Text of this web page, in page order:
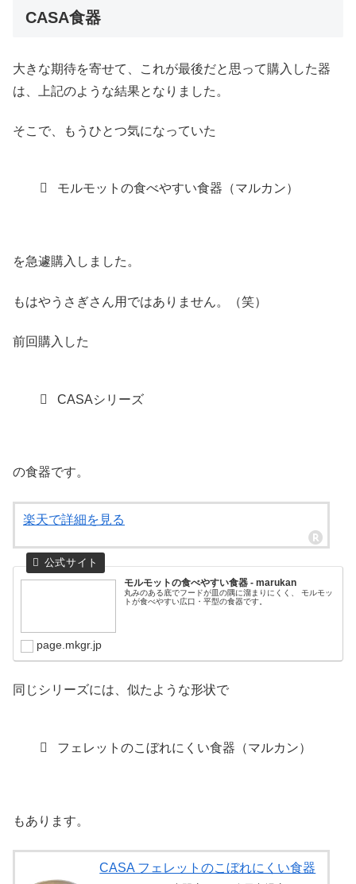
CASA食器
大きな期待を寄せて、これが最後だと思って購入した器
は、上記のような結果となりました。
そこで、もうひとつ気になっていた
モルモットの食べやすい食器（マルカン）
を急遽購入しました。
もはやうさぎさん用ではありません。（笑）
前回購入した
CASAシリーズ
の食器です。
楽天で詳細を見る
モルモットの食べやすい食器 - marukan
丸みのある底でフードが皿の隅に溜まりにくく、 モルモッ
トが食べやすい広口・平型の食器です。
page.mkgr.jp
同じシリーズには、似たような形状で
フェレットのこぼれにくい食器（マルカン）
もあります。
CASA フェレットのこぼれにくい食器